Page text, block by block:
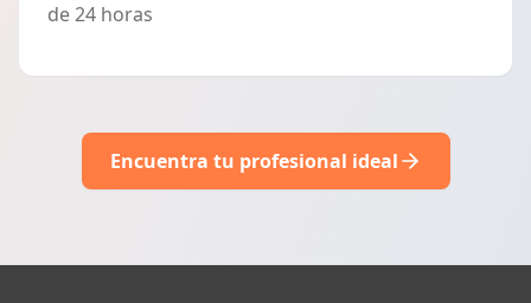
de 24 horas
Encuentra tu profesional ideal